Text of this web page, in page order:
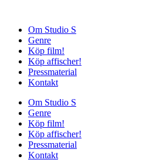
Om Studio S
Genre
Köp film!
Köp affischer!
Pressmaterial
Kontakt
Om Studio S
Genre
Köp film!
Köp affischer!
Pressmaterial
Kontakt